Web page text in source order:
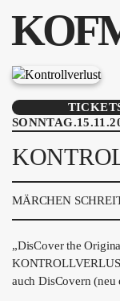
INFOS
MÄRCHEN
„DisCover the
auch DisCovern (neu